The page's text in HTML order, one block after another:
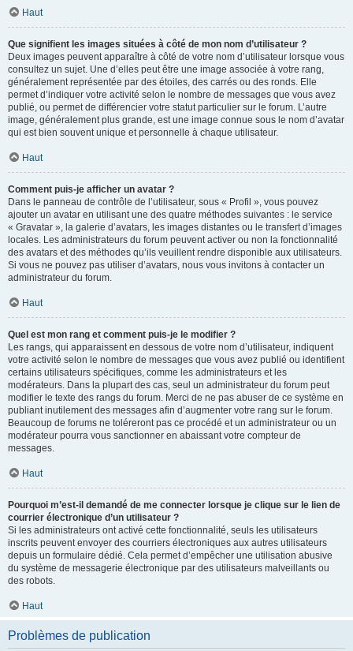
Haut
Que signifient les images situées à côté de mon nom d’utilisateur ?
Deux images peuvent apparaître à côté de votre nom d’utilisateur lorsque vous
consultez un sujet. Une d’elles peut être une image associée à votre rang,
généralement représentée par des étoiles, des carrés ou des ronds. Elle
permet d’indiquer votre activité selon le nombre de messages que vous avez
publié, ou permet de différencier votre statut particulier sur le forum. L’autre
image, généralement plus grande, est une image connue sous le nom d’avatar
qui est bien souvent unique et personnelle à chaque utilisateur.
Haut
Comment puis-je afficher un avatar ?
Dans le panneau de contrôle de l’utilisateur, sous « Profil », vous pouvez
ajouter un avatar en utilisant une des quatre méthodes suivantes : le service
« Gravatar », la galerie d’avatars, les images distantes ou le transfert d’images
locales. Les administrateurs du forum peuvent activer ou non la fonctionnalité
des avatars et des méthodes qu’ils veuillent rendre disponible aux utilisateurs.
Si vous ne pouvez pas utiliser d’avatars, nous vous invitons à contacter un
administrateur du forum.
Haut
Quel est mon rang et comment puis-je le modifier ?
Les rangs, qui apparaissent en dessous de votre nom d’utilisateur, indiquent
votre activité selon le nombre de messages que vous avez publié ou identifient
certains utilisateurs spécifiques, comme les administrateurs et les
modérateurs. Dans la plupart des cas, seul un administrateur du forum peut
modifier le texte des rangs du forum. Merci de ne pas abuser de ce système en
publiant inutilement des messages afin d’augmenter votre rang sur le forum.
Beaucoup de forums ne toléreront pas ce procédé et un administrateur ou un
modérateur pourra vous sanctionner en abaissant votre compteur de
messages.
Haut
Pourquoi m’est-il demandé de me connecter lorsque je clique sur le lien de
courrier électronique d’un utilisateur ?
Si les administrateurs ont activé cette fonctionnalité, seuls les utilisateurs
inscrits peuvent envoyer des courriers électroniques aux autres utilisateurs
depuis un formulaire dédié. Cela permet d’empêcher une utilisation abusive
du système de messagerie électronique par des utilisateurs malveillants ou
des robots.
Haut
Problèmes de publication